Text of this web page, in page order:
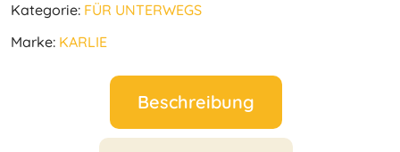
Kategorie: FÜR UNTERWEGS
Marke: KARLIE
Beschreibung